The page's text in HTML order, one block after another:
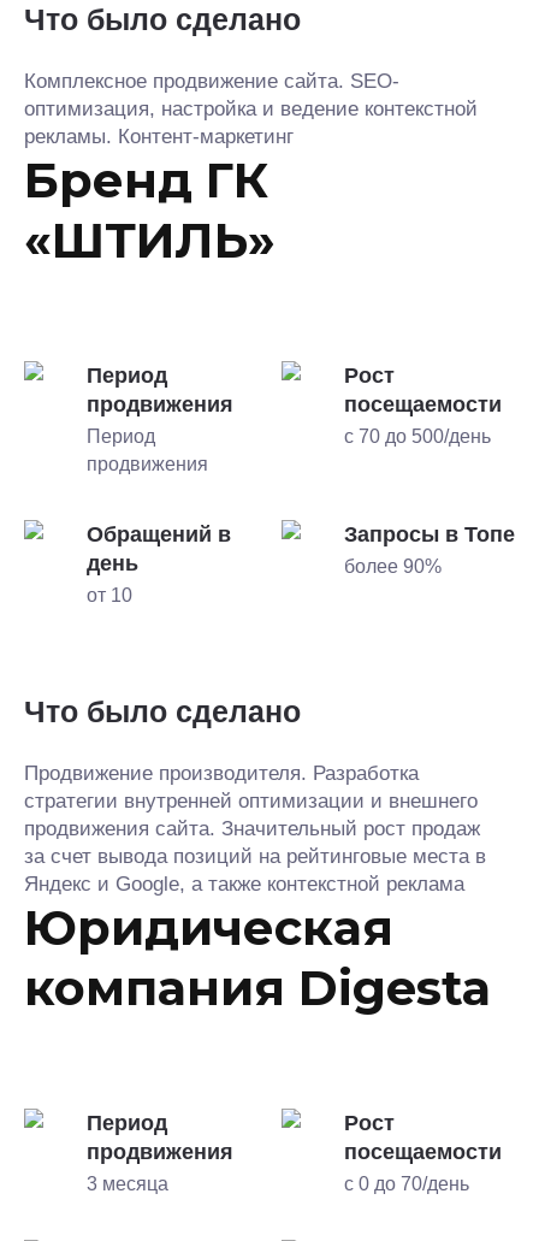
Что было сделано
Комплексное продвижение сайта. SEO-
оптимизация, настройка и ведение контекстной
рекламы. Контент-маркетинг
Бренд ГК
«ШТИЛЬ»
Период
продвижения
Период
продвижения
Рост
посещаемости
с 70 до 500/день
Обращений в
день
от 10
Запросы в Топе
более 90%
Что было сделано
Продвижение производителя. Разработка
стратегии внутренней оптимизации и внешнего
продвижения сайта. Значительный рост продаж
за счет вывода позиций на рейтинговые места в
Яндекс и Google, а также контекстной реклама
Юридическая
компания Digesta
Период
продвижения
3 месяца
Рост
посещаемости
с 0 до 70/день